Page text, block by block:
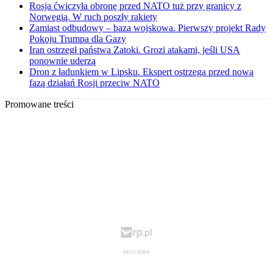
Rosja ćwiczyła obronę przed NATO tuż przy granicy z
Norwegią. W ruch poszły rakiety
Zamiast odbudowy – baza wojskowa. Pierwszy projekt Rady
Pokoju Trumpa dla Gazy
Iran ostrzegł państwa Zatoki. Grozi atakami, jeśli USA
ponownie uderzą
Dron z ładunkiem w Lipsku. Ekspert ostrzega przed nową
fazą działań Rosji przeciw NATO
Promowane treści